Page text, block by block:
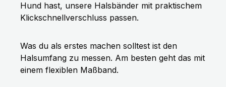
Hund hast, unsere Halsbänder mit praktischem
Klickschnellverschluss passen.
Was du als erstes machen solltest ist den
Halsumfang zu messen. Am besten geht das mit
einem flexiblen Maßband.